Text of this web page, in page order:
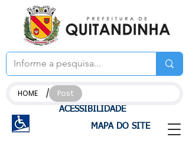
ACESSIBILIDADE
MAPA DO SITE
HOME / Post